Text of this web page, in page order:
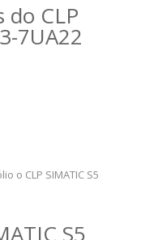
do CLP
7UA22
o CLP SIMATIC S5
S5